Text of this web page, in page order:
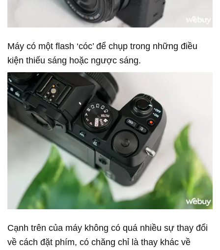
Máy có một flash ‘cóc’ để chụp trong những điều
kiện thiếu sáng hoặc ngược sáng.
Cạnh trên của máy không có quá nhiều sự thay đổi
về cách đặt phím, có chăng chỉ là thay khác về